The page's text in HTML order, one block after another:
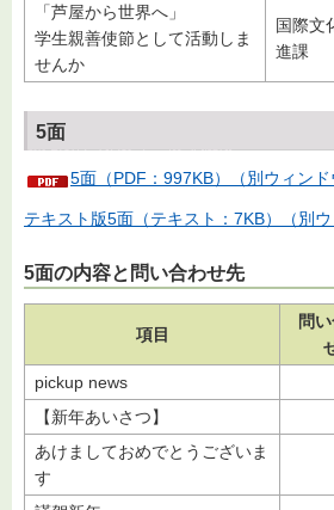
「芦屋から世界へ」
学生親善使節として活動しま
せんか
国際文
進課
5面
5面（PDF：997KB）（別ウィンド
テキスト版5面（テキスト：7KB）（別ウ
5面の内容と問い合わせ先
項目
問
pickup news
【新年あいさつ】
あけましておめでとうございま
す